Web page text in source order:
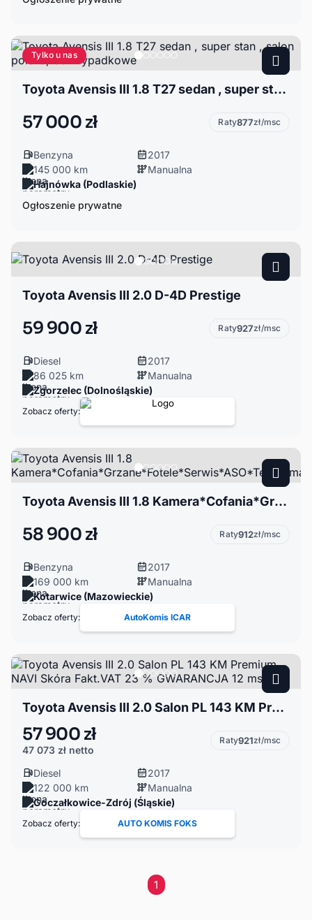
Tylko u nas
Toyota Avensis III 1.8 T27 sedan , super stan , salon polska, bezwypadkowe
57 000 zł Raty877zł/msc
Benzyna
2017
145 000 km
Manualna
Hajnówka (Podlaskie)
Ogłoszenie prywatne
Toyota Avensis III 2.0 D-4D Prestige
59 900 zł Raty927zł/msc
Diesel
2017
86 025 km
Manualna
Zgorzelec (Dolnośląskie)
Zobacz oferty:
Toyota Avensis III 1.8 Kamera*Cofania*Grzane*Fotele*Serwis*ASO*Tempomat*Zarejestrowana
58 900 zł Raty912zł/msc
Benzyna
2017
169 000 km
Manualna
Kotarwice (Mazowieckie)
Zobacz oferty: AutoKomis ICAR
Toyota Avensis III 2.0 Salon PL 143 KM Premium NAVI Skóra Fakt.VAT 23 % GWARANCJA 12 msc
57 900 zł
47 073 zł netto
Raty921zł/msc
Diesel
2017
122 000 km
Manualna
Goczałkowice-Zdrój (Śląskie)
Zobacz oferty: AUTO KOMIS FOKS
1